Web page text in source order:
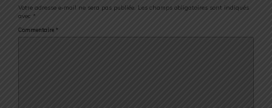
Votre adresse e-mail ne sera pas publiée. Les champs obligatoires sont indiqués
avec *
Commentaire *